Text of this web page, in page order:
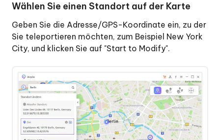
Wählen Sie einen Standort auf der Karte
Geben Sie die Adresse/GPS-Koordinate ein, zu der
Sie teleportieren möchten, zum Beispiel New York
City, und klicken Sie auf "Start to Modify".